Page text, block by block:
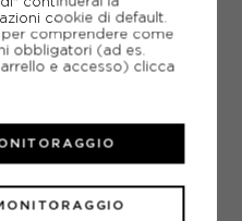
cookie di default.
comprendere come
obbligatori (ad es.
e accesso) clicca